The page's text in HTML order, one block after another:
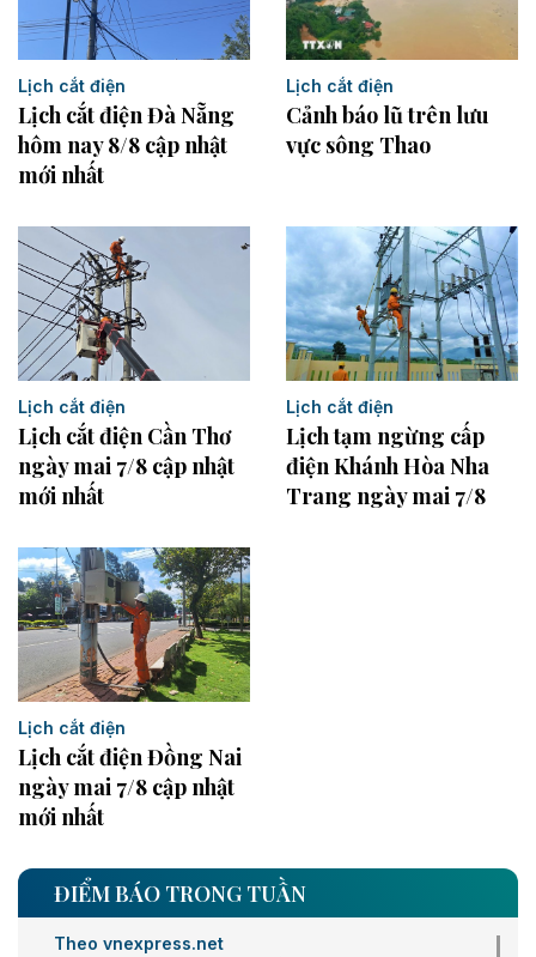
Lịch cắt điện
Lịch cắt điện Đà Nẵng
hôm nay 8/8 cập nhật
mới nhất
Lịch cắt điện
Cảnh báo lũ trên lưu
vực sông Thao
Lịch cắt điện
Lịch cắt điện Cần Thơ
ngày mai 7/8 cập nhật
mới nhất
Lịch cắt điện
Lịch tạm ngừng cấp
điện Khánh Hòa Nha
Trang ngày mai 7/8
Lịch cắt điện
Lịch cắt điện Đồng Nai
ngày mai 7/8 cập nhật
mới nhất
ĐIỂM BÁO TRONG TUẦN
Theo vnexpress.net